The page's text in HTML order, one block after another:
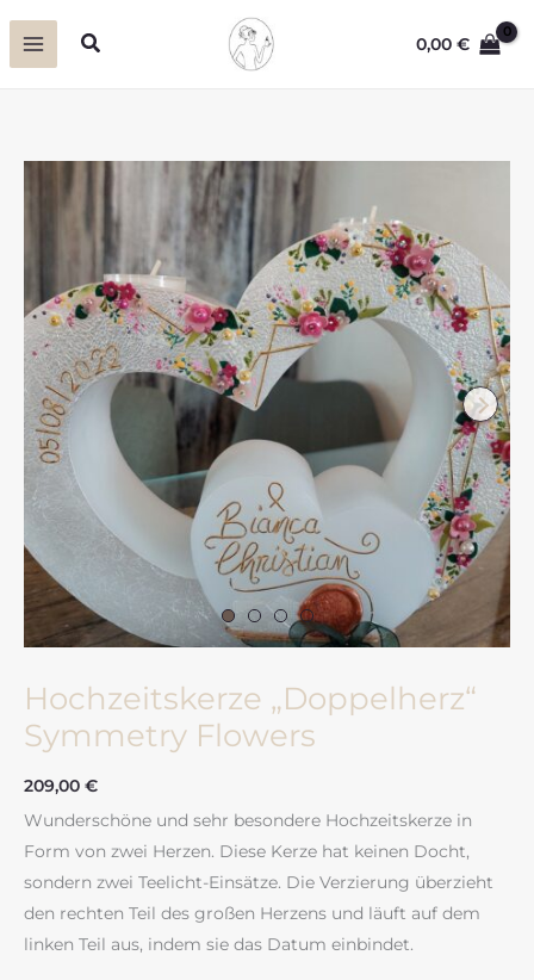
Inhalt
Suchen 0,00€
Hochzeitskerze „Doppelherz“
Symmetry Flowers
209,00 €
Wunderschöne und sehr besondere Hochzeitskerze in
Form von zwei Herzen. Diese Kerze hat keinen Docht,
sondern zwei Teelicht-Einsätze. Die Verzierung überzieht
den rechten Teil des großen Herzens und läuft auf dem
linken Teil aus, indem sie das Datum einbindet.